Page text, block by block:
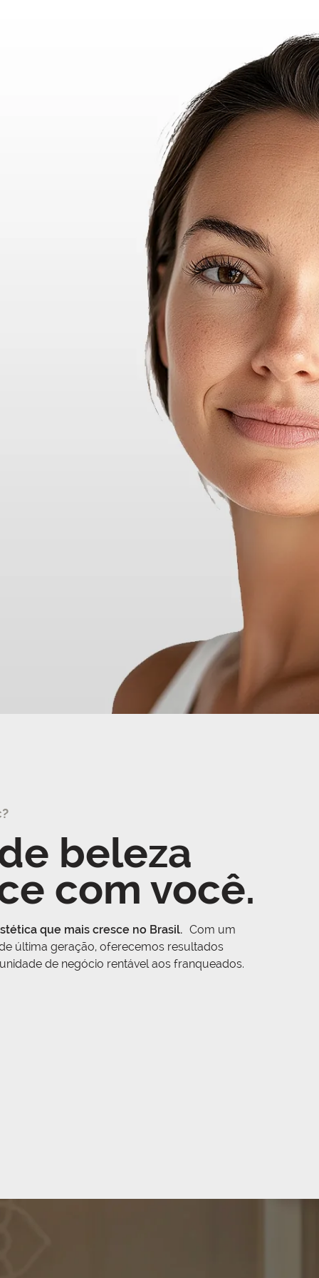
beleza
com você.
que mais cresce no Brasil. Com um
última geração, oferecemos resultados
de negócio rentável aos franqueados.